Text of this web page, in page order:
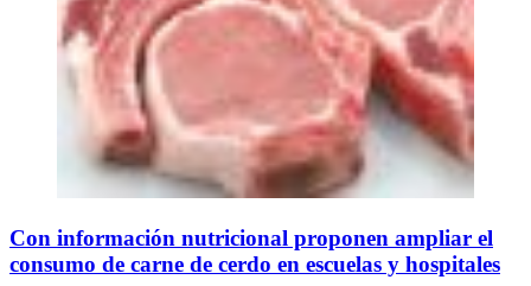
Con información nutricional proponen ampliar el
consumo de carne de cerdo en escuelas y hospitales